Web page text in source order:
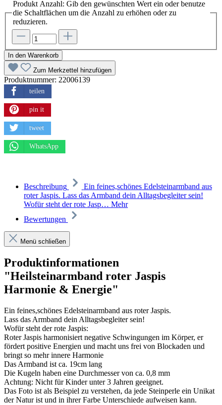
Produkt Anzahl: Gib den gewünschten Wert ein oder benutze
die Schaltflächen um die Anzahl zu erhöhen oder zu
reduzieren.
In den Warenkorb
Zum Merkzettel hinzufügen
Produktnummer: 22006139
teilen
pin it
tweet
WhatsApp
Beschreibung
Ein feines,schönes Edelsteinarmband aus
roter Jaspis. Lass das Armband dein Alltagsbegleiter sein!
Wofür steht der rote Jasp… Mehr
Bewertungen
Menü schließen
Produktinformationen
"Heilsteinarmband roter Jaspis
Harmonie & Energie"
Ein feines,schönes Edelsteinarmband aus roter Jaspis.
Lass das Armband dein Alltagsbegleiter sein!
Wofür steht der rote Jaspis:
Roter Jaspis harmonisiert negative Schwingungen im Körper, er
fördert positive Energien und macht uns frei von Blockaden und
bringt so mehr innere Harmonie
Das Armband ist ca. 19cm lang
Die Kugeln haben eine Durchmesser von ca. 0,8 mm
Achtung: Nicht für Kinder unter 3 Jahren geeignet.
Das Foto ist als Beispiel zu verstehen, da jede Steinperle ein Unikat
der Natur ist und in ihrer Farbe Unterschiede aufweisen kann.